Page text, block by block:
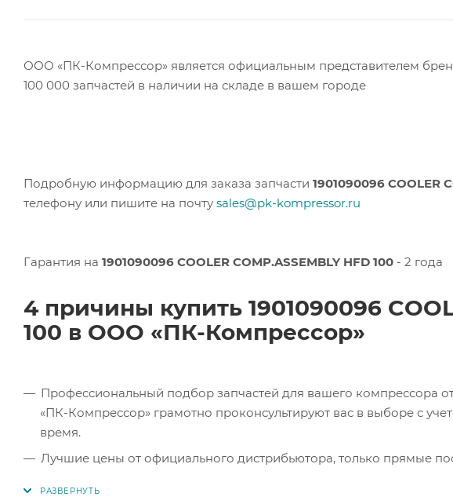
ООО «ПК-Компрессор» является официальным представителем
100 000 запчастей в наличии на складе в вашем городе
Подробную информацию для заказа запчасти 1901090096 COOLER
телефону или пишите на почту sales@pk-kompressor.ru
Гарантия на 1901090096 COOLER COMP.ASSEMBLY HFD 100 - 2 года
4 причины купить 1901090096
100 в ООО «ПК-Компрессор»
Профессиональный подбор запчастей для вашего компрессора
«ПК-Компрессор» грамотно проконсультируют вас в выборе с
время.
Лучшие цены от официального дистрибьютора, только прямые